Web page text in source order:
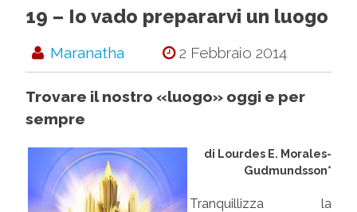
19 – Io vado prepararvi un luogo
Maranatha 2 Febbraio 2014
Trovare il nostro «luogo» oggi e per
sempre
di Lourdes E. Morales-
Gudmundsson*
Tranquillizza la